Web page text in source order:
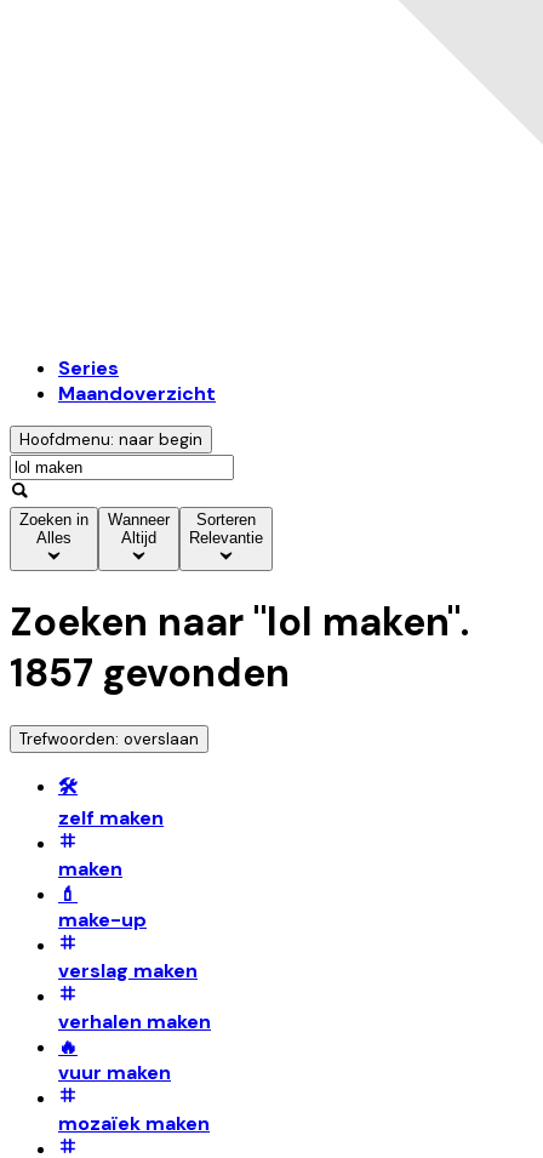
Series
Maandoverzicht
Hoofdmenu: naar begin
Zoeken in
Alles
Wanneer
Altijd
Sorteren
Relevantie
Zoeken naar "lol maken".
1857 gevonden
Trefwoorden: overslaan
🛠️
zelf maken
maken
💄
make-up
verslag maken
verhalen maken
🔥
vuur maken
mozaïek maken